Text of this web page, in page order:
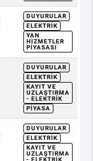
DUYURULAR
ELEKTRIK
YAN
HIZMETLER
PIYASASI
DUYURULAR
ELEKTRIK
KAYIT VE
UZLAŞTIRMA
- ELEKTRIK
PIYASA
DUYURULAR
ELEKTRIK
KAYIT VE
UZLAŞTIRMA
- ELEKTRIK